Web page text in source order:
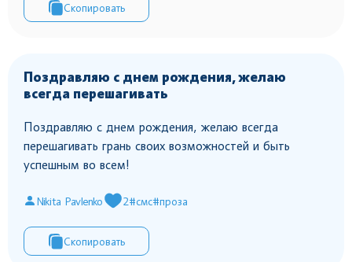
Скопировать
Поздравляю с днем рождения, желаю
всегда перешагивать
Поздравляю с днем рождения, желаю всегда
перешагивать грань своих возможностей и быть
успешным во всем!
Nikita Pavlenko 2#смс#проза
Скопировать